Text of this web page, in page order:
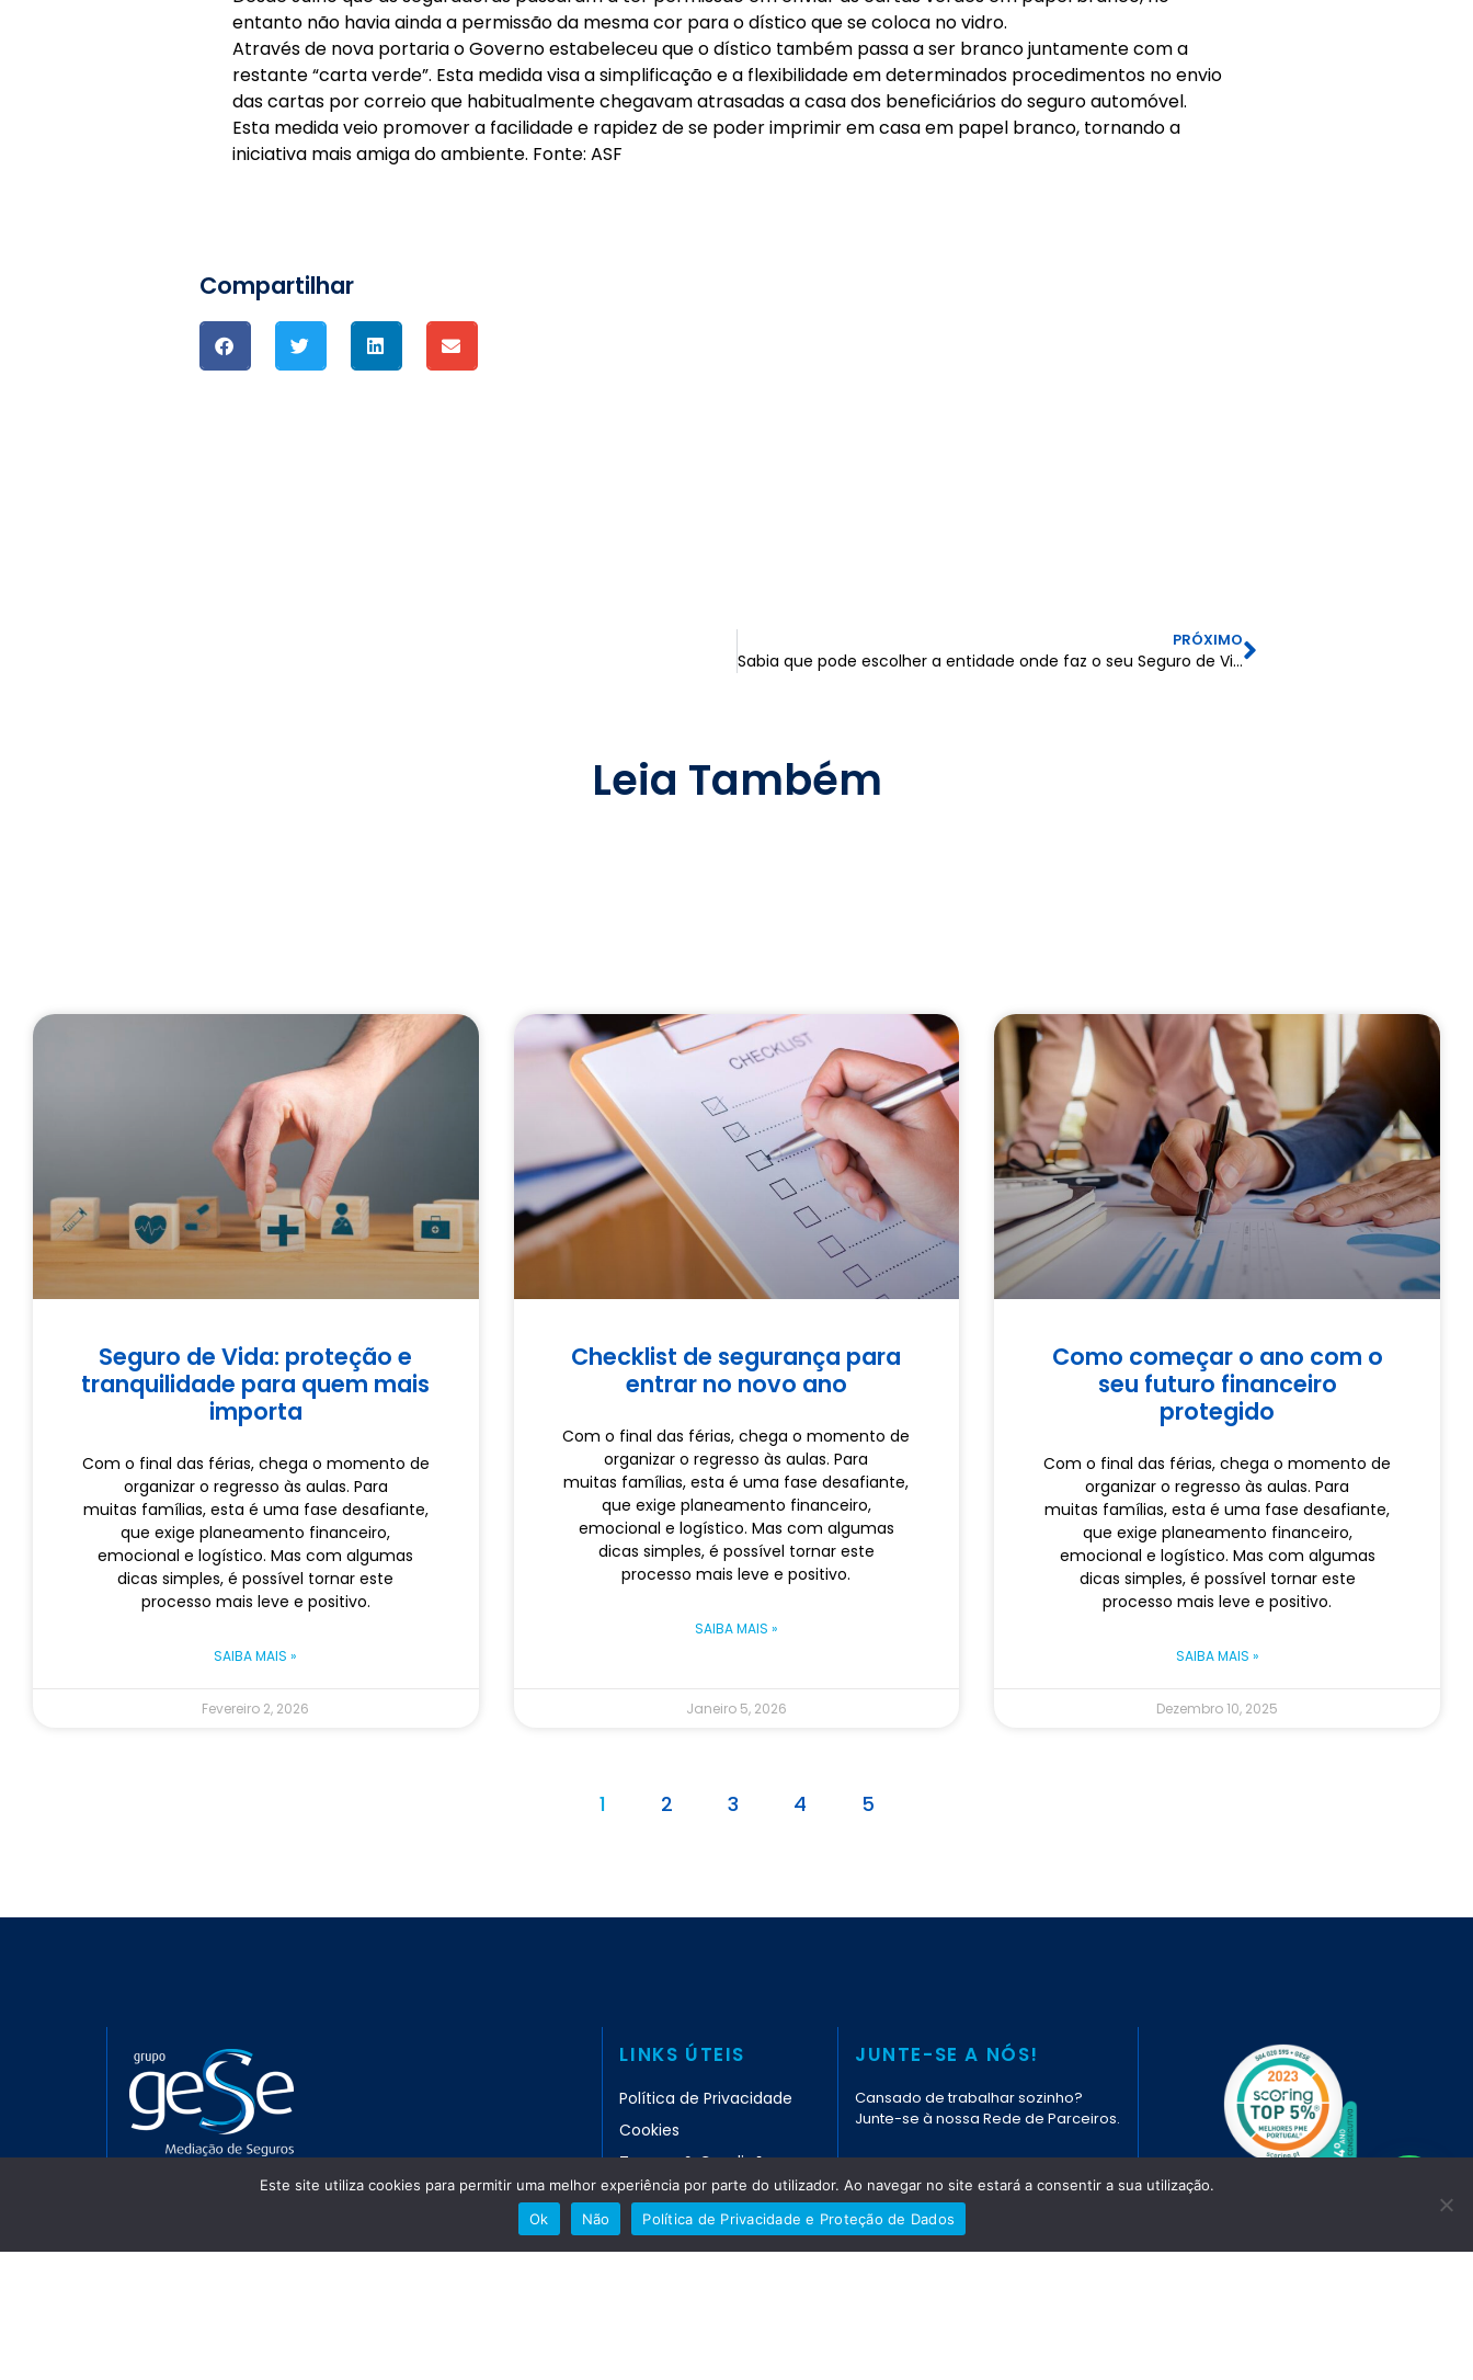
entanto não havia ainda a permissão da mesma cor para o dístico que se coloca no vidro.
Através de nova portaria o Governo estabeleceu que o dístico também passa a ser branco juntamente com a
restante “carta verde”. Esta medida visa a simplificação e a flexibilidade em determinados procedimentos no envio
das cartas por correio que habitualmente chegavam atrasadas a casa dos beneficiários do seguro automóvel.
Esta medida veio promover a facilidade e rapidez de se poder imprimir em casa em papel branco, tornando a
iniciativa mais amiga do ambiente. Fonte: ASF
Compartilhar
PRÓXIMO
Sabia que pode escolher a entidade onde faz o seu Seguro de Vida Crédito à Habitação?
Leia Também
Seguro de Vida: proteção e
tranquilidade para quem mais
importa
Com o final das férias, chega o momento de
organizar o regresso às aulas. Para
muitas famílias, esta é uma fase desafiante,
que exige planeamento financeiro,
emocional e logístico. Mas com algumas
dicas simples, é possível tornar este
processo mais leve e positivo.
SAIBA MAIS »
Fevereiro 2, 2026
Checklist de segurança para
entrar no novo ano
Com o final das férias, chega o momento de
organizar o regresso às aulas. Para
muitas famílias, esta é uma fase desafiante,
que exige planeamento financeiro,
emocional e logístico. Mas com algumas
dicas simples, é possível tornar este
processo mais leve e positivo.
SAIBA MAIS »
Janeiro 5, 2026
Como começar o ano com o
seu futuro financeiro
protegido
Com o final das férias, chega o momento de
organizar o regresso às aulas. Para
muitas famílias, esta é uma fase desafiante,
que exige planeamento financeiro,
emocional e logístico. Mas com algumas
dicas simples, é possível tornar este
processo mais leve e positivo.
SAIBA MAIS »
Dezembro 10, 2025
1 2 3 4 5
RECEBA AS ÚLTIMAS NOVIDADES!
LINKS ÚTEIS
Política de Privacidade
Cookies
Termos & Condições
Politica Distribuição de
Seguros
JUNTE-SE A NÓS!
Cansado de trabalhar sozinho?
Junte-se à nossa Rede de Parceiros.
ENTRE EM CONTACTO
Este site utiliza cookies para permitir uma melhor experiência por parte do utilizador. Ao navegar no site estará a consentir a sua utilização.
Ok
Não Política de Privacidade e Proteção de Dados